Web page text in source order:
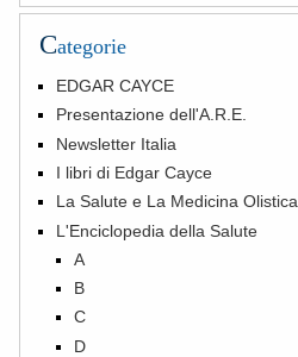
Categorie
EDGAR CAYCE
Presentazione dell'A.R.E.
Newsletter Italia
I libri di Edgar Cayce
La Salute e La Medicina Olistica
L'Enciclopedia della Salute
A
B
C
D